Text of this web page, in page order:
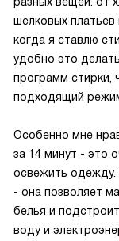
шелковых
когда я ставлю
удобно это
программ стирки,
подходящий
Особенно мне
за 14 минут - это
освежить одежду.
- она позволяет
белья и
воду и